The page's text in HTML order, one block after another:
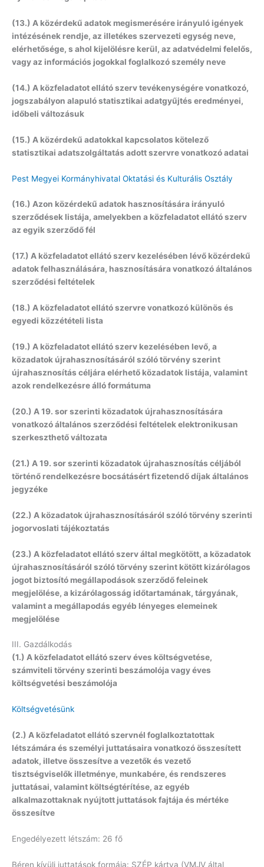
(13.) A közérdekű adatok megismerésére irányuló igények
intézésének rendje, az illetékes szervezeti egység neve,
elérhetősége, s ahol kijelölésre kerül, az adatvédelmi felelős,
vagy az információs jogokkal foglalkozó személy neve
(14.) A közfeladatot ellátó szerv tevékenységére vonatkozó,
jogszabályon alapuló statisztikai adatgyűjtés eredményei,
időbeli változásuk
(15.) A közérdekű adatokkal kapcsolatos kötelező
statisztikai adatszolgáltatás adott szervre vonatkozó adatai
Pest Megyei Kormányhivatal Oktatási és Kulturális Osztály
(16.) Azon közérdekű adatok hasznosítására irányuló
szerződések listája, amelyekben a közfeladatot ellátó szerv
az egyik szerződő fél
(17.) A közfeladatot ellátó szerv kezelésében lévő közérdekű
adatok felhasználására, hasznosítására vonatkozó általános
szerződési feltételek
(18.) A közfeladatot ellátó szervre vonatkozó különös és
egyedi közzétételi lista
(19.) A közfeladatot ellátó szerv kezelésében levő, a
közadatok újrahasznosításáról szóló törvény szerint
újrahasznosítás céljára elérhető közadatok listája, valamint
azok rendelkezésre álló formátuma
(20.) A 19. sor szerinti közadatok újrahasznosítására
vonatkozó általános szerződési feltételek elektronikusan
szerkeszthető változata
(21.) A 19. sor szerinti közadatok újrahasznosítás céljából
történő rendelkezésre bocsátásért fizetendő díjak általános
jegyzéke
(22.) A közadatok újrahasznosításáról szóló törvény szerinti
jogorvoslati tájékoztatás
(23.) A közfeladatot ellátó szerv által megkötött, a közadatok
újrahasznosításáról szóló törvény szerint kötött kizárólagos
jogot biztosító megállapodások szerződő feleinek
megjelölése, a kizárólagosság időtartamának, tárgyának,
valamint a megállapodás egyéb lényeges elemeinek
megjelölése
III. Gazdálkodás
(1.) A közfeladatot ellátó szerv éves költségvetése,
számviteli törvény szerinti beszámolója vagy éves
költségvetési beszámolója
Költségvetésünk
(2.) A közfeladatot ellátó szervnél foglalkoztatottak
létszámára és személyi juttatásaira vonatkozó összesített
adatok, illetve összesítve a vezetők és vezető
tisztségviselők illetménye, munkabére, és rendszeres
juttatásai, valamint költségtérítése, az egyéb
alkalmazottaknak nyújtott juttatások fajtája és mértéke
összesítve
Engedélyezett létszám: 26 fő
Béren kívüli juttatások formája: SZÉP kártya (VMJV által